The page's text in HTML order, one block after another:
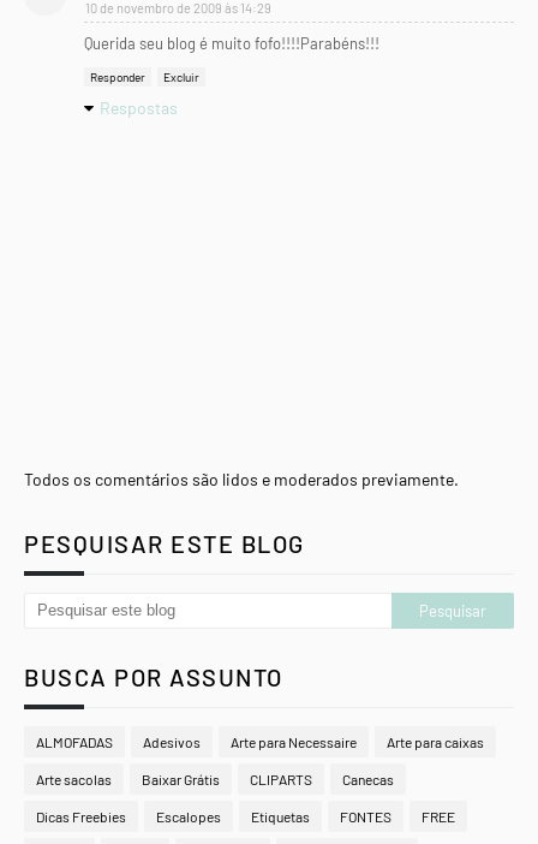
10 de novembro de 2009 às 14:29
Querida seu blog é muito fofo!!!!Parabéns!!!
Responder Excluir
Respostas
Todos os comentários são lidos e moderados previamente.
PESQUISAR ESTE BLOG
BUSCA POR ASSUNTO
ALMOFADAS Adesivos Arte para Necessaire Arte para caixas
Arte sacolas Baixar Grátis CLIPARTS Canecas
Dicas Freebies Escalopes Etiquetas FONTES FREE